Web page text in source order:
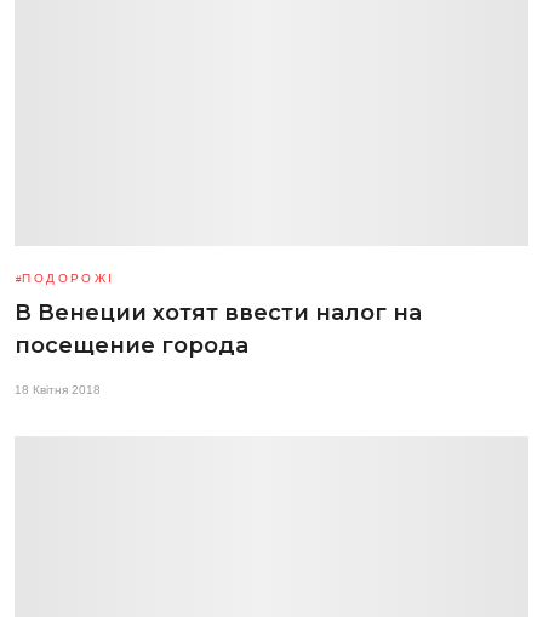
ПОДОРОЖІ
В Венеции хотят ввести налог на
посещение города
18 Квітня 2018